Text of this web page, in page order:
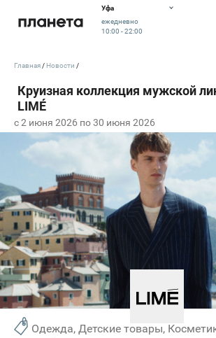
Уфа
ежедневно
10:00 - 22:00
c 2 июня 2026 по 30 июня 2026
Одежда, Детские товары,
Главная Новости